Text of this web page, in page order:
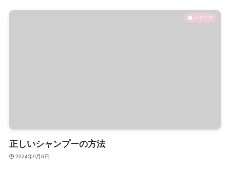
ヘアケア
正しいシャンプーの方法
2024年9月6日